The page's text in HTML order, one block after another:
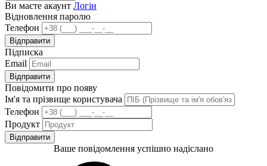
Ви маєте акаунт Логін
Відновлення паролю
Телефон
Відправити
Підписка
Email
Відправити
Повідомити про появу
Ім'я та прізвище користувача
Телефон
Продукт
Відправити
Ваше повідомлення успішно надіслано